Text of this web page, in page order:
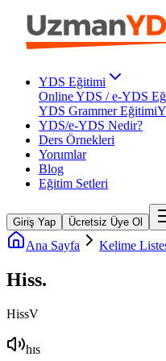
YDS Eğitimi
Online YDS / e-YDS
YDS Grammer Eğitimi
YDS/e-YDS Nedir?
Ders Örnekleri
Yorumlar
Blog
Eğitim Setleri
Giriş Yap Ücretsiz Üye Ol
Ana Sayfa Kelime
Hiss.
HissV
hɪs